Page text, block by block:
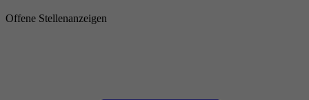
Offene Stellenanzeigen